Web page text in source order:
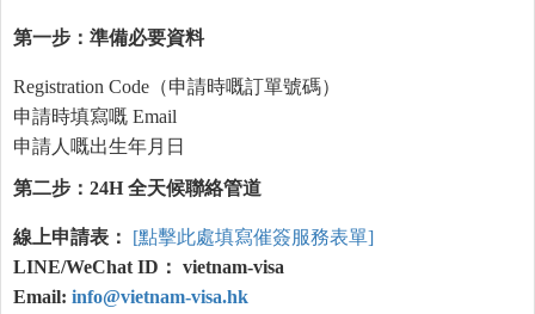
第一步：準備必要資料
Registration Code（申請時嘅訂單號碼）
申請時填寫嘅 Email
申請人嘅出生年月日
第二步：24H 全天候聯絡管道
線上申請表：
[點擊此處填寫催簽服務表單]
LINE/WeChat ID： vietnam-visa
Email: info@vietnam-visa.hk